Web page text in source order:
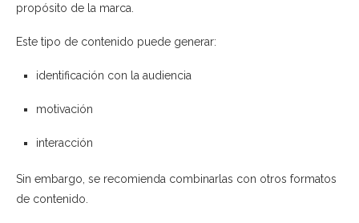
propósito de la marca.
Este tipo de contenido puede generar:
identificación con la audiencia
motivación
interacción
Sin embargo, se recomienda combinarlas con otros formatos
de contenido.